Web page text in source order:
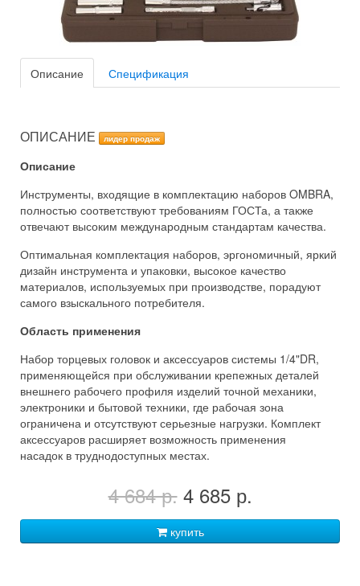
Описание Спецификация
ОПИСАНИЕ лидер продаж
Описание
Инструменты, входящие в комплектацию наборов OMBRA,
полностью соответствуют требованиям ГОСТа, а также
отвечают высоким международным стандартам качества.
Оптимальная комплектация наборов, эргономичный, яркий
дизайн инструмента и упаковки, высокое качество
материалов, используемых при производстве, порадуют
самого взыскального потребителя.
Область применения
Набор торцевых головок и аксессуаров системы 1/4"DR,
применяющейся при обслуживании крепежных деталей
внешнего рабочего профиля изделий точной механики,
электроники и бытовой техники, где рабочая зона
ограничена и отсутствуют серьезные нагрузки. Комплект
аксессуаров расширяет возможность применения
насадок в труднодоступных местах.
4 684 р. 4 685 р.
купить